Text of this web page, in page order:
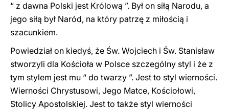
“ z dawna Polski jest Królową ”. Był on siłą Narodu, a
jego siłą był Naród, na który patrzę z miłością i
szacunkiem.
Powiedział on kiedyś, że Św. Wojciech i Św. Stanisław
stworzyli dla Kościoła w Polsce szczególny styl i że z
tym stylem jest mu “ do twarzy ”. Jest to styl wierności.
Wierności Chrystusowi, Jego Matce, Kościołowi,
Stolicy Apostolskiej. Jest to także styl wierności